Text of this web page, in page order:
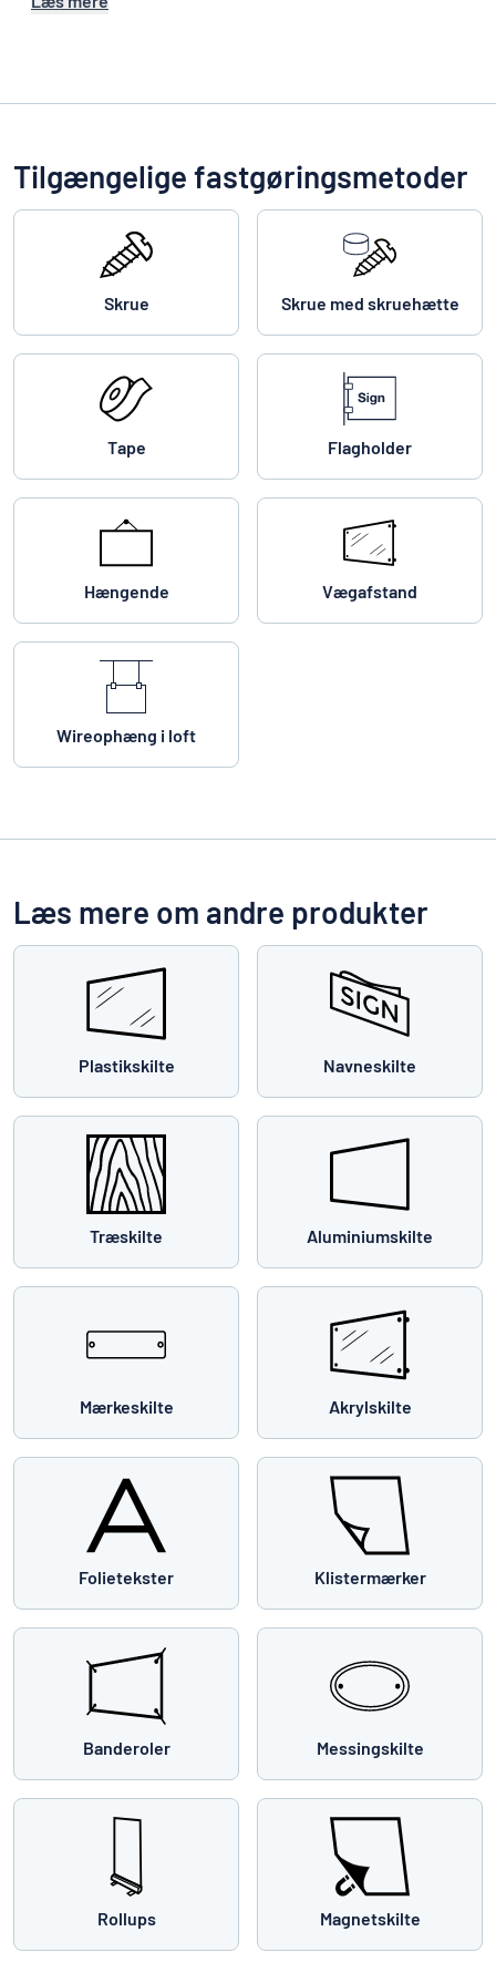
Tilgængelige fastgøringsmetoder
Skrue Skrue med skruehætte
Tape Flagholder
Hængende Vægafstand
Wireophæng i loft
Læs mere om andre produkter
Plastikskilte Navneskilte
Træskilte Aluminiumskilte
Mærkeskilte Akrylskilte
Folietekster Klistermærker
Banderoler Messingskilte
Rollups Magnetskilte